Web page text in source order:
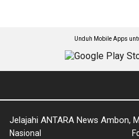
Unduh Mobile Apps
Jelajahi ANTARA News Ambon,
Nasional